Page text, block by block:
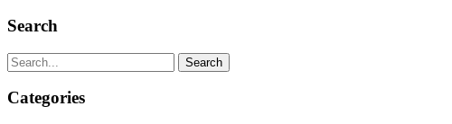
Search
Categories